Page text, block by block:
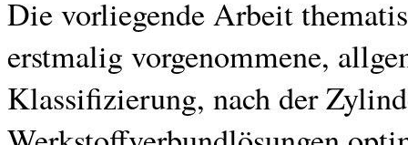
Die vorliegende Arbeit
erstmalig vorgenommene,
Klassifizierung, nach der